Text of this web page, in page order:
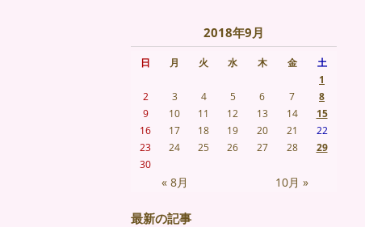
2018年9月
日 月 火 水 木 金 土
« 8月 10月 »
1
2
3 4 5 6 7
8
9
10 11 12 13 14
15
16
17 18 19 20 21
22
23
24 25 26 27 28
29
30
最新の記事